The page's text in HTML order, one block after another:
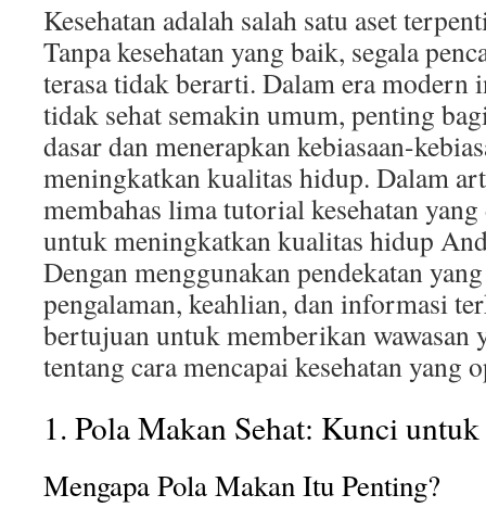
Kesehatan adalah salah satu aset
Tanpa kesehatan yang baik, segala
terasa tidak berarti. Dalam era modern
tidak sehat semakin umum, penting
dasar dan menerapkan kebiasaan-
meningkatkan kualitas hidup. Dalam
membahas lima tutorial kesehatan
untuk meningkatkan kualitas hidup
Dengan menggunakan pendekatan
pengalaman, keahlian, dan informasi
bertujuan untuk memberikan wawasan
tentang cara mencapai kesehatan yang
1. Pola Makan Sehat: Kunci
Mengapa Pola Makan Itu Penting?